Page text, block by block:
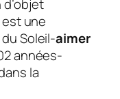
est une
Soleil-aimer
années-
la